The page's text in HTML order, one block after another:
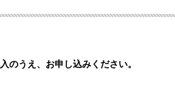
のうえ、お申し込みください。